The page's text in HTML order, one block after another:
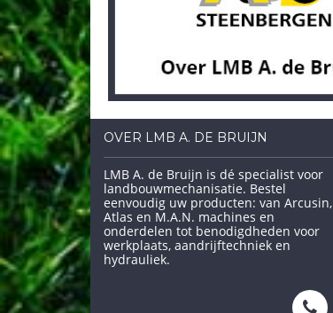
OVER LMB A. DE BRUIJN
LMB A. de Bruijn is dé specialist voor
landbouwmechanisatie. Bestel
eenvoudig uw producten: van Arcusin,
Atlas en M.A.N. machines en
onderdelen tot benodigdheden voor
werkplaats, aandrijftechniek en
hydrauliek.